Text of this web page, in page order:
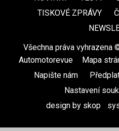
TISKOVÉ ZPRÁVY
Všechna práva vyhrazena
Automotorevue
Mapa
Napište nám
Nastavení
design by skop